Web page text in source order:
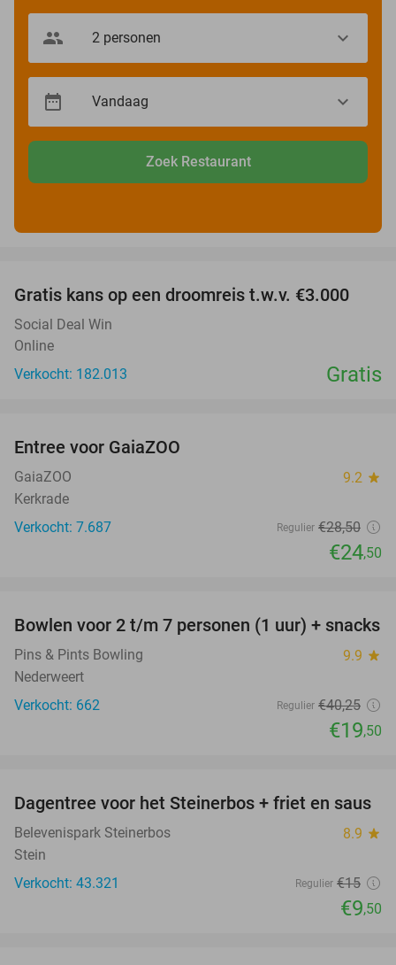
Zoek Restaurant
Gratis kans op een droomreis t.w.v. €3.000
Social Deal Win
Online
Verkocht: 182.013
Gratis
Entree voor GaiaZOO
GaiaZOO 9.2 star
Kerkrade
Verkocht: 7.687
Regulier €28,50
€24,50
52%
Bowlen voor 2 t/m 7 personen (1 uur) + snacks
Pins & Pints Bowling 9.9 star
Nederweert
Verkocht: 662
Regulier €40,25
€19,50
37%
Dagentree voor het Steinerbos + friet en saus
Belevenispark Steinerbos 8.9 star
Stein
Verkocht: 43.321
Regulier €15
€9,50